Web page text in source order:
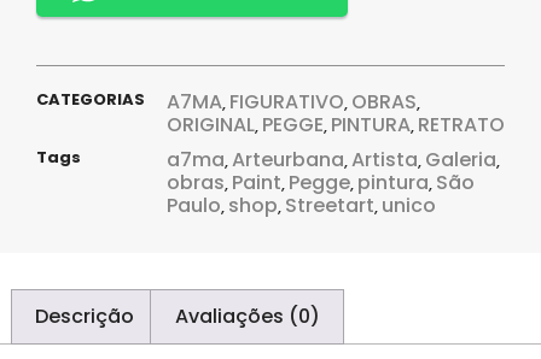
CATEGORIAS A7MA, FIGURATIVO, OBRAS,
ORIGINAL, PEGGE, PINTURA, RETRATO
Tags a7ma,Arteurbana,Artista, Galeria,
obras, Paint, Pegge, pintura, São
Paulo, shop, Streetart, unico
Descrição Avaliações (0)